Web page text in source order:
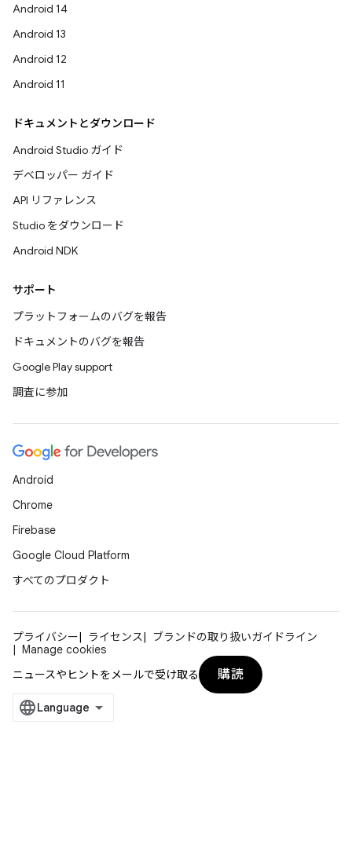
Android 14
Android 13
Android 12
Android 11
ドキュメントとダウンロード
Android Studio ガイド
デベロッパー ガイド
API リファレンス
Studio をダウンロード
Android NDK
サポート
プラットフォームのバグを報告
ドキュメントのバグを報告
Google Play support
調査に参加
Android
Chrome
Firebase
Google Cloud Platform
すべてのプロダクト
プライバシー ライセンス
ブランドの取り扱いガイドライン
Manage cookies
ニュースやヒントをメールで受け取る
購読